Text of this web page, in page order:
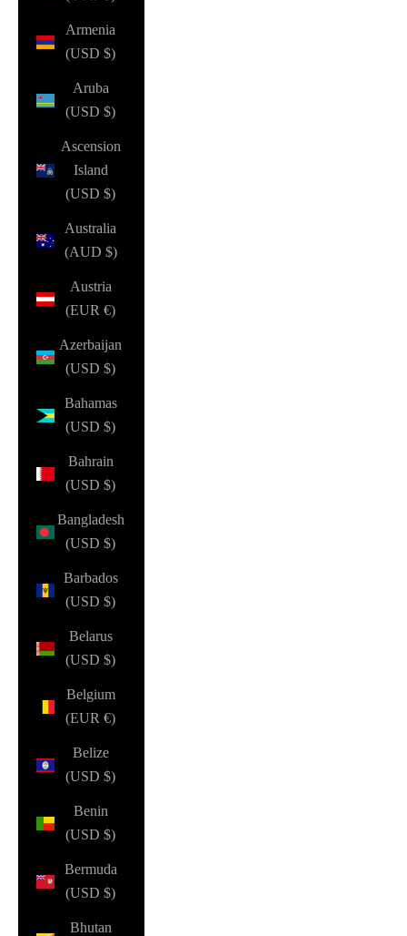
Armenia
(USD $)
Aruba
(USD $)
Ascension
Island
(USD $)
Australia
(AUD $)
Austria
(EUR €)
Azerbaijan
(USD $)
Bahamas
(USD $)
Bahrain
(USD $)
Bangladesh
(USD $)
Barbados
(USD $)
Belarus
(USD $)
Belgium
(EUR €)
Belize
(USD $)
Benin
(USD $)
Bermuda
(USD $)
Bhutan